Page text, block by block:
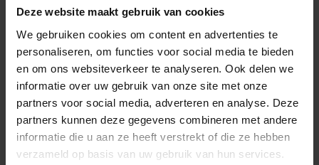
Deze website maakt gebruik van cookies
We gebruiken cookies om content en advertenties te
personaliseren, om functies voor social media te bieden
en om ons websiteverkeer te analyseren. Ook delen we
informatie over uw gebruik van onze site met onze
partners voor social media, adverteren en analyse. Deze
partners kunnen deze gegevens combineren met andere
informatie die u aan ze heeft verstrekt of die ze hebben
verzameld op basis van uw gebruik van hun services.
PRINT DEZE LIJST